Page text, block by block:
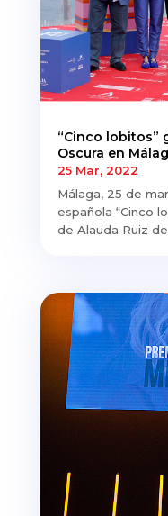
“Cinco lobitos”
Oscura en
25 Mar, 2022
Málaga, 25 de
española “Cinco
de Alauda Ruiz